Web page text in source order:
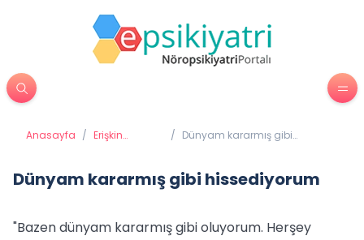
Anasayfa / Erişkin
/ Dünyam kararmış gibi
Dünyam kararmış gibi hissediyorum
"Bazen dünyam kararmış gibi oluyorum. Herşey